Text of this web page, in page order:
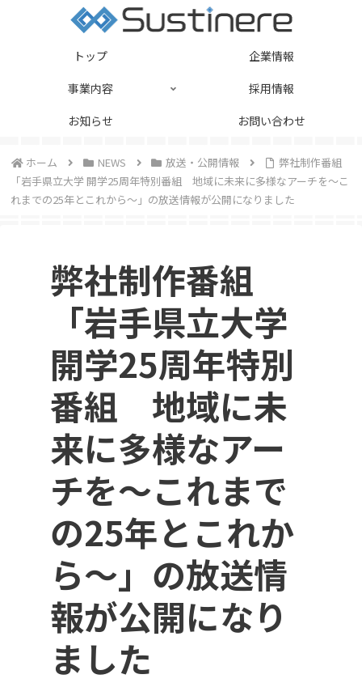
トップ
企業情報
事業内容
採用情報
お知らせ
お問い合わせ
ホーム NEWS 放送・公開情報
弊社制作番組
「岩手県立大学 開学25周年特別番組 地域に未来に多様なアーチを～こ
れまでの25年とこれから～」の放送情報が公開になりました
弊社制作番組
「岩手県立大学
開学25周年特別
番組 地域に未
来に多様なアー
チを～これまで
の25年とこれか
ら～」の放送情
報が公開になり
ました